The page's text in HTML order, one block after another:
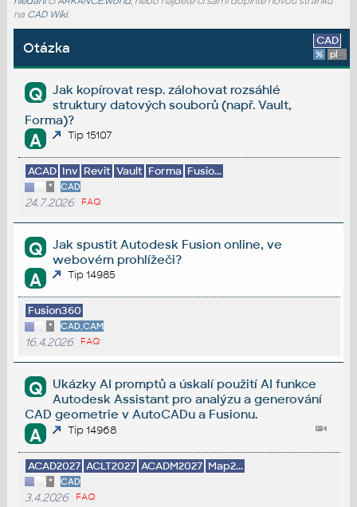
na CAD Wiki.
Otázka CAD
% platforma
Q
Jak kopírovat resp. zálohovat rozsáhlé
struktury datových souborů (např. Vault,
Forma)?
A Tip 15107
ACAD Inv Revit Vault Forma Fusio...
* CAD
24.7.2026 FAQ
Q
Jak spustit Autodesk Fusion online, ve
webovém prohlížeči?
A Tip 14985
Fusion360
* CAD,CAM
16.4.2026 FAQ
Q
Ukázky AI promptů a úskalí použití AI funkce
Autodesk Assistant pro analýzu a generování
CAD geometrie v AutoCADu a Fusionu.
A Tip 14968
ACAD2027 ACLT2027 ACADM2027 Map2...
* CAD
3.4.2026 FAQ